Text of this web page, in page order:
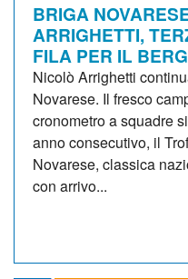
BRIGA
ARRIGHETTI,
FILA PER IL
Nicolò Arrighetti
Novarese. Il fresco
cronometro a squadre
anno consecutivo, il
Novarese, classica
con arrivo...